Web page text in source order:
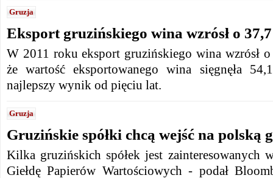
Gruzja
Eksport gruzińskiego wina wzrósł o
W 2011 roku eksport gruzińskiego wina wzrósł
że wartość eksportowanego wina sięgnęła
najlepszy wynik od pięciu lat.
Gruzja
Gruzińskie spółki chcą wejść na polską
Kilka gruzińskich spółek jest zainteresowanych
Giełdę Papierów Wartościowych - podał